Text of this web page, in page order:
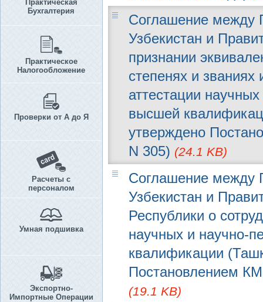
Практическая
Бухгалтерия
Практическое
Налогообложение
Проверки от А до Я
Расчеты с
персоналом
Умная подшивка
Экспортно-
Импортные Операции
Соглашение между
Узбекистан и
признании
степенях и званиях
аттестации
высшей
утверждено
N 305) (24.1 KB)
Соглашение между
Узбекистан и
Республики о
научных и научно-
квалификации
Постановлением
(19.1 KB)